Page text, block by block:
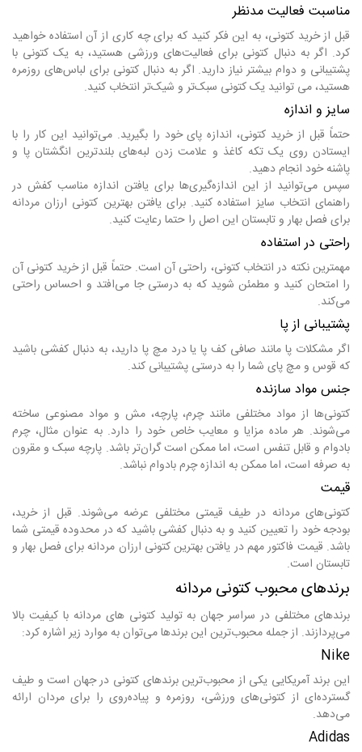
مناسبت فعالیت مدنظر
قبل از خرید کتونی، به این فکر کنید که برای چه کاری از آن استفاده خواهید
کرد. اگر به دنبال کتونی برای فعالیت‌های ورزشی هستید، به یک کتونی با
پشتیبانی و دوام بیشتر نیاز دارید. اگر به دنبال کتونی برای لباس‌های روزمره
هستید، می توانید یک کتونی سبک‌تر و شیک‌تر انتخاب کنید.
سایز و اندازه
حتماً قبل از خرید کتونی، اندازه پای خود را بگیرید. می‌توانید این کار را با
ایستادن روی یک تکه کاغذ و علامت زدن لبه‌های بلندترین انگشتان پا و
پاشنه خود انجام دهید.
سپس می‌توانید از این اندازه‌گیری‌ها برای یافتن اندازه مناسب کفش در
راهنمای انتخاب سایز استفاده کنید. برای یافتن بهترین کتونی ارزان مردانه
برای فصل بهار و تابستان این اصل را حتما رعایت کنید.
راحتی در استفاده
مهمترین نکته در انتخاب کتونی، راحتی آن است. حتماً قبل از خرید کتونی آن
را امتحان کنید و مطمئن شوید که به درستی جا می‌افتد و احساس راحتی
می‌کند.
پشتیبانی از پا
اگر مشکلات پا مانند صافی کف پا یا درد مچ پا دارید، به دنبال کفشی باشید
که قوس و مچ پای شما را به درستی پشتیبانی کند.
جنس مواد سازنده
کتونی‌ها از مواد مختلفی مانند چرم، پارچه، مش و مواد مصنوعی ساخته
می‌شوند. هر ماده مزایا و معایب خاص خود را دارد. به عنوان مثال، چرم
بادوام و قابل تنفس است، اما ممکن است گران‌تر باشد. پارچه سبک و مقرون
به صرفه است، اما ممکن به اندازه چرم بادوام نباشد.
قیمت
کتونی‌های مردانه در طیف قیمتی مختلفی عرضه می‌شوند. قبل از خرید،
بودجه خود را تعیین کنید و به دنبال کفشی باشید که در محدوده قیمتی شما
باشد. قیمت فاکتور مهم در یافتن بهترین کتونی ارزان مردانه برای فصل بهار و
تابستان است.
برندهای محبوب کتونی مردانه
برندهای مختلفی در سراسر جهان به تولید کتونی های مردانه با کیفیت بالا
می‌پردازند. از جمله محبوب‌ترین این برندها می‌توان به موارد زیر اشاره کرد:
Nike
این برند آمریکایی یکی از محبوب‌ترین برندهای کتونی در جهان است و طیف
گسترده‌ای از کتونی‌های ورزشی، روزمره و پیاده‌روی را برای مردان ارائه
می‌دهد.
Adidas